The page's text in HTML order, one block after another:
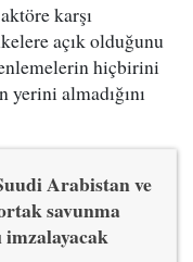
karşı
açık olduğunu
hiçbirini
yerini almadığını
Arabistan ve
savunma
imzalayacak